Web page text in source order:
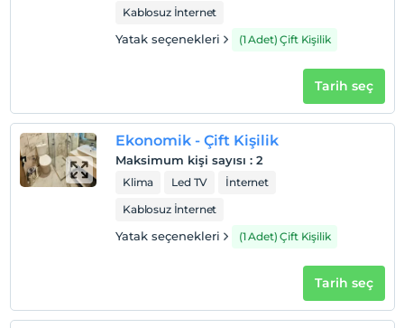
Kablosuz İnternet
Yatak seçenekleri (1 Adet) Çift Kişilik
Tarih seç
Ekonomik - Çift Kişilik
Maksimum kişi sayısı : 2
Klima Led TV
İnternet
Kablosuz İnternet
Yatak seçenekleri (1 Adet) Çift Kişilik
Tarih seç